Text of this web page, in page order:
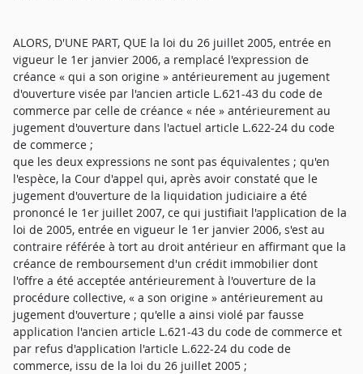
ALORS, D'UNE PART, QUE la loi du 26 juillet 2005, entrée en
vigueur le 1er janvier 2006, a remplacé l'expression de
créance « qui a son origine » antérieurement au jugement
d'ouverture visée par l'ancien article L.621-43 du code de
commerce par celle de créance « née » antérieurement au
jugement d'ouverture dans l'actuel article L.622-24 du code
de commerce ;
que les deux expressions ne sont pas équivalentes ; qu'en
l'espèce, la Cour d'appel qui, après avoir constaté que le
jugement d'ouverture de la liquidation judiciaire a été
prononcé le 1er juillet 2007, ce qui justifiait l'application de la
loi de 2005, entrée en vigueur le 1er janvier 2006, s'est au
contraire référée à tort au droit antérieur en affirmant que la
créance de remboursement d'un crédit immobilier dont
l'offre a été acceptée antérieurement à l'ouverture de la
procédure collective, « a son origine » antérieurement au
jugement d'ouverture ; qu'elle a ainsi violé par fausse
application l'ancien article L.621-43 du code de commerce et
par refus d'application l'article L.622-24 du code de
commerce, issu de la loi du 26 juillet 2005 ;